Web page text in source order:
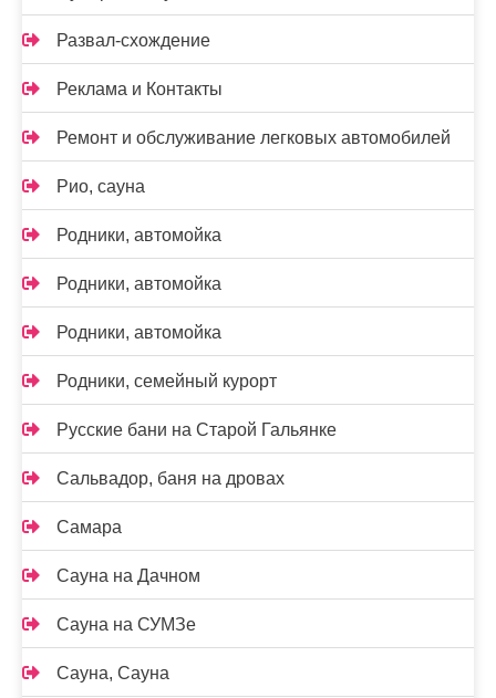
Развал-схождение
Реклама и Контакты
Ремонт и обслуживание легковых автомобилей
Рио, сауна
Родники, автомойка
Родники, автомойка
Родники, автомойка
Родники, семейный курорт
Русские бани на Старой Гальянке
Сальвадор, баня на дровах
Самара
Сауна на Дачном
Сауна на СУМЗе
Сауна, Сауна